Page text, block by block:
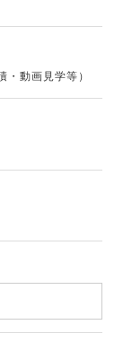
・動画見学等）